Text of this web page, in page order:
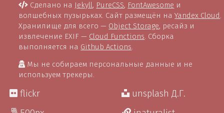
Сделано на Jekyll, PureCSS, FontAwesome и
волшебных пузырьках. Сайт размещён наYandex Cloud .
Хранилище для всего — Object Storage, ресайз и
извлечение EXIF — Cloud Functions. Сборка
выполняется на Github Actions.
Мы не собираем персональные данные и не
используем трекеры.
flickr
unsplash Д.Г.